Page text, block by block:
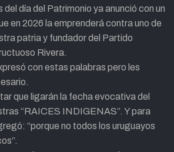
día del Patrimonio ya anunció con un
en 2026 la emprenderá contra uno de
patria y fundador del Partido
Rivera.
con estas palabras pero les
que ligarán la fecha evocativa del
“RAICES INDIGENAS”. Y para
“porque no todos los uruguayos